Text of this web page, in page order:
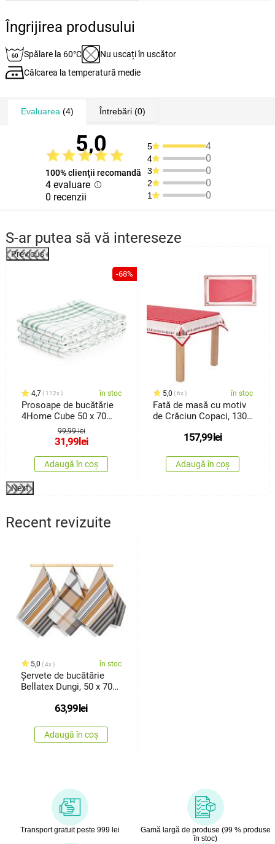
Îngrijirea produsului
Spălare la 60°C
Nu uscați în uscător
Călcarea la temperatură medie
Evaluarea (4) Întrebări(0)
5,0
100% clienţii recomandă
4 evaluare
0 recenzii
5 4
4 0
3 0
2 0
1 0
S-ar putea să vă intereseze
Previous
-68%
4,7 112x în stoc
Prosoape de bucătărie
4Home Cube 50 x 70
cm, set de 3 buc.
99,99 lei
31,99 lei
Adaugă în coș
5,0 6x în stoc
Fată de masă cu motiv
de Crăciun Copaci, 130
157,99 lei
Adaugă în coș
Next
Recent revizuite
5,0 4x în stoc
Șervete de bucătărie
Bellatex Dungi, 50 x 70
63,99lei
Adaugă în coș
Transport gratuit peste 999 lei
Gamă largă de produse (99 % produse
în stoc)